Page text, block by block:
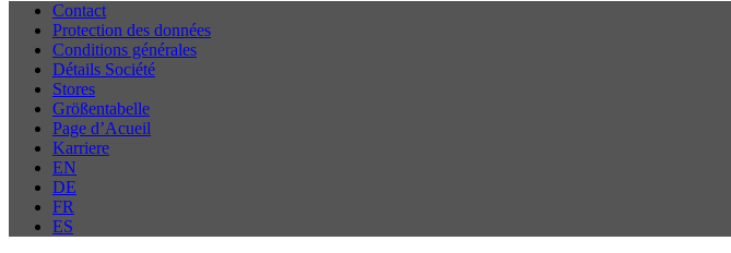
Contact
Protection des données
Conditions générales
Détails Société
Stores
Größentabelle
Page d’Acueil
Karriere
EN
DE
FR
ES